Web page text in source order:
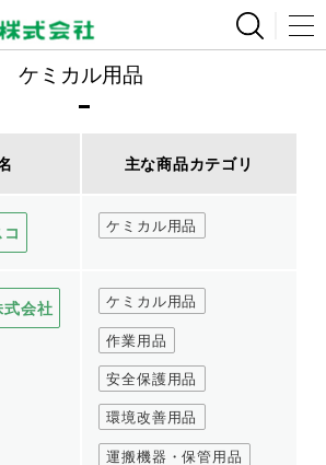
ケミカル用品
主な商品カテゴリ
ケミカル用品
式会社 ケミカル用品
作業用品
安全保護用品
環境改善用品
運搬機器・保管用品